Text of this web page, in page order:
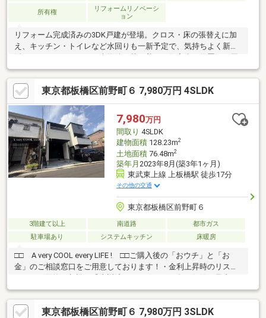
所有権
リフォームリノベーシ
ョン
リフォーム完成済みの3DK戸建が登場。クロス・床の張替えに加
え、キッチン・トイレなど水回りも一新予定で、気持ちよく新生
活をスタートできます。本物件は落ち着いた住宅街に位置し、周
辺には公園や教育施設も点在する穏やかな住環境。板橋区は教
育・医療・生活利便施設がバランスよく整い、子育て世帯にも人
気のエリアです。■リフォーム履歴【水回り】 キッチン、浴室、
トイレ、洗面所、給湯器【内装】 全室クロス張替え、床（フロー
リング等）※賃貸同時募集中
東京都板橋区前野町６ 7,980万円 4SLDK
7,980万円
間取り 4SLDK
建物面積128.23m2
土地面積76.48m2
築年月 2023年8月(築3年1ヶ月)
東武東上線 上板橋駅 徒歩17分
その他の交通
東京都板橋区前野町６
3階建て以上 南道路
都市ガス
駐車場あり
システムキッチン 床暖房
□□ A very COOL every LIFE ! □□ご購入後の「おウチ」と「お
金」のご相談窓口をご用意しております！・金利上昇時のリスク
し・・・etc・おウチの設備保証や定期点検、駆け付けサービ
ス・・・etcまずはお気軽に現地をご覧下さいませ。物件の詳細に
ついて、ご見学希望のお客様は下記番号までお気軽にご連絡下さ
東京都板橋区前野町６ 7,980万円 3SLDK